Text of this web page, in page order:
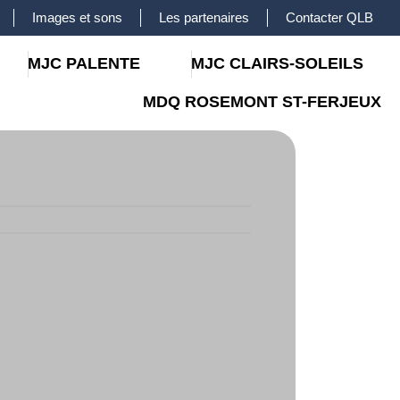
Images et sons Les partenaires Contacter QLB
MJC PALENTE MJC CLAIRS-SOLEILS
MDQ ROSEMONT ST-FERJEUX